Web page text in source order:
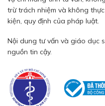
trừ trách nhiệm và không
kiện, quy định của pháp luật.
Nội dung tư vấn và giáo dục
nguồn tin cậy.